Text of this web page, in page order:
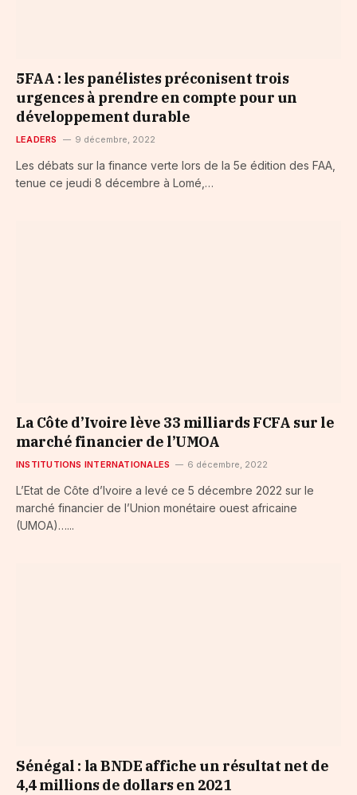
5FAA : les panélistes préconisent trois
urgences à prendre en compte pour un
développement durable
LEADERS 9 décembre, 2022
Les débats sur la finance verte lors de la 5e édition des FAA,
tenue ce jeudi 8 décembre à Lomé,…
La Côte d’Ivoire lève 33 milliards FCFA sur le
marché financier de l’UMOA
INSTITUTIONS INTERNATIONALES 6 décembre, 2022
L’Etat de Côte d’Ivoire a levé ce 5 décembre 2022 sur le
marché financier de l’Union monétaire ouest africaine
(UMOA)…...
Sénégal : la BNDE affiche un résultat net de
4,4 millions de dollars en 2021